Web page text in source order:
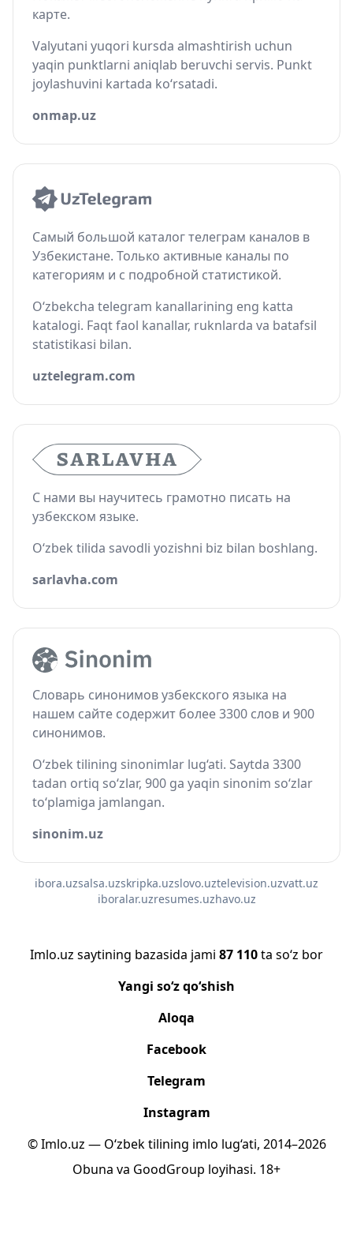
карте.
Valyutani yuqori kursda almashtirish uchun
yaqin punktlarni aniqlab beruvchi servis. Punkt
joylashuvini kartada ko‘rsatadi.
onmap.uz
Самый большой каталог телеграм каналов в
Узбекистане. Только активные каналы по
категориям и с подробной статистикой.
O‘zbekcha telegram kanallarining eng katta
katalogi. Faqt faol kanallar, ruknlarda va batafsil
statistikasi bilan.
uztelegram.com
С нами вы научитесь грамотно писать на
узбекском языке.
O‘zbek tilida savodli yozishni biz bilan boshlang.
sarlavha.com
Словарь синонимов узбекского языка на
нашем сайте содержит более 3300 слов и 900
синонимов.
O‘zbek tilining sinonimlar lug‘ati. Saytda 3300
tadan ortiq so‘zlar, 900 ga yaqin sinonim so‘zlar
to‘plamiga jamlangan.
sinonim.uz
ibora.uzsalsa.uzskripka.uzslovo.uztelevision.uzvatt.uz
iboralar.uzresumes.uzhavo.uz
Imlo.uz saytining bazasida jami 87 110ta so‘z bor
Yangi so‘z qo‘shish
Aloqa
Facebook
Telegram
Instagram
© Imlo.uz — O‘zbek tilining imlo lug‘ati, 2014–2026
Obuna va GoodGroup loyihasi. 18+